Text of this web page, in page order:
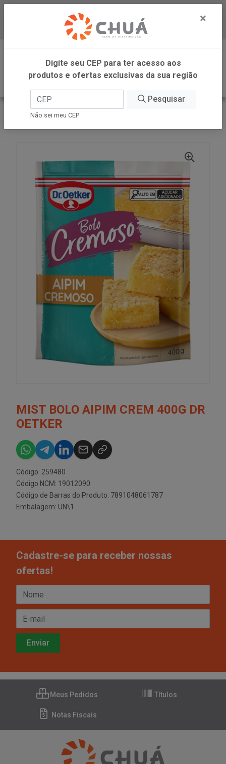
Baixe já nosso APP
0
INÍCIO
DR OETKER BRASIL
MIST BOLO AIPIM CREM 400G DR
OETKER
Código: 259480
Código NCM: 19012090
Código de Barras do Produto: 7891048061787
Embalagem: UN\1
Cadastre-se para receber nossas
ofertas!
Meus Pedidos Títulos
Notas Fiscais
×
Digite seu CEP para ter acesso aos
produtos e ofertas exclusivas da sua região
Pesquisar
Não sei meu CEP